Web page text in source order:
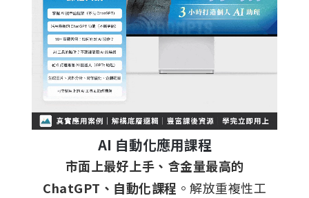
AI 自動化應用課程
市面上最好上手、含金量最高的
ChatGPT、自動化課程 。解放重複性工